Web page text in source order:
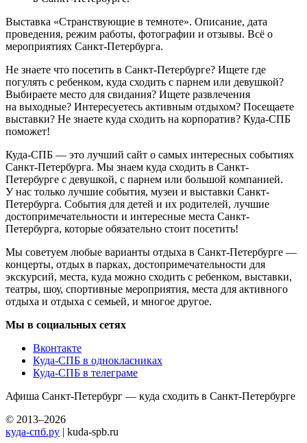
Выставка «Странствующие в темноте». Описание, дата
проведения, режим работы, фотографии и отзывы. Всё о
мероприятиях Санкт-Петербурга.
Не знаете что посетить в Санкт-Петербурге? Ищете где
погулять с ребенком, куда сходить с парнем или девушкой?
Выбираете место для свидания? Ищете развлечения
на выходные? Интересуетесь активным отдыхом? Посещаете
выставки? Не знаете куда сходить на корпоратив? Куда-СПБ
поможет!
Куда-СПБ — это лучший сайт о самых интересных событиях
Санкт-Петербурга. Мы знаем куда сходить в Санкт-
Петербурге с девушкой, с парнем или большой компанией.
У нас только лучшие события, музеи и выставки Санкт-
Петербурга. События для детей и их родителей, лучшие
достопримечательности и интересные места Санкт-
Петербурга, которые обязательно стоит посетить!
Мы советуем любые варианты отдыха в Санкт-Петербурге —
концерты, отдых в парках, достопримечательности для
экскурсий, места, куда можно сходить с ребенком, выставки,
театры, шоу, спортивные мероприятия, места для активного
отдыха и отдыха с семьей, и многое другое.
Мы в социальных сетях
Вконтакте
Куда-СПБ в однокласниках
Куда-СПБ в телеграме
Афиша Санкт-Петербург — куда сходить в Санкт-Петербурге
© 2013–2026
куда-спб.ру | kuda-spb.ru